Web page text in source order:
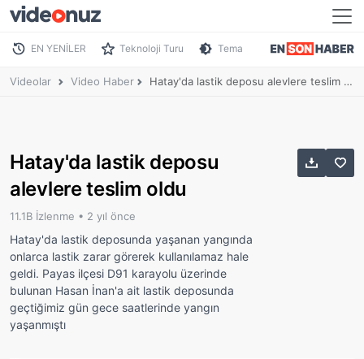
EN YENİLER Teknoloji Turu Tema
Videolar Video Haber Hatay'da lastik deposu alevlere teslim oldu
Hatay'da lastik deposu
alevlere teslim oldu
11.1B İzlenme • 2 yıl önce
Hatay'da lastik deposunda yaşanan yangında
onlarca lastik zarar görerek kullanılamaz hale
geldi. Payas ilçesi D91 karayolu üzerinde
bulunan Hasan İnan'a ait lastik deposunda
geçtiğimiz gün gece saatlerinde yangın
yaşanmıştı